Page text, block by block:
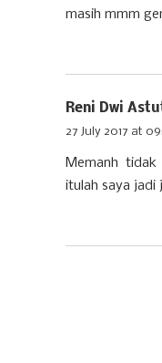
masih mmm
Reni Dwi
27 July 2017 at
Memanh
itulah saya jadi